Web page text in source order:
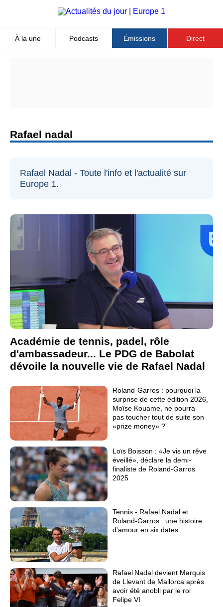
TopÀ la une Podcasts Émissions Direct
rafael nadal
Rafael Nadal - Toute l'info et l'actualité sur
Europe 1.
Académie de tennis, padel, rôle
d'ambassadeur... Le PDG de Babolat
dévoile la nouvelle vie de Rafael Nadal
Roland-Garros : pourquoi la
surprise de cette édition 2026,
Moïse Kouame, ne pourra
pas toucher tout de suite son
«prize money» ?
Loïs Boisson : «Je vis un rêve
éveillé», déclare la demi-
finaliste de Roland-Garros
2025
Tennis - Rafael Nadal et
Roland-Garros : une histoire
d'amour en six dates
Rafael Nadal devient Marquis
de Llevant de Mallorca après
avoir été anobli par le roi
Felipe VI